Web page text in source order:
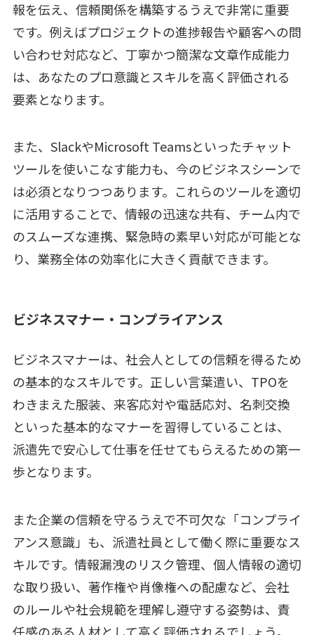
報を伝え、信頼関係を構築するうえで非常に重要
です。例えばプロジェクトの進捗報告や顧客への問
い合わせ対応など、丁寧かつ簡潔な文章作成能力
は、あなたのプロ意識とスキルを高く評価される
要素となります。
また、SlackやMicrosoft Teamsといったチャット
ツールを使いこなす能力も、今のビジネスシーンで
は必須となりつつあります。これらのツールを適切
に活用することで、情報の迅速な共有、チーム内で
のスムーズな連携、緊急時の素早い対応が可能とな
り、業務全体の効率化に大きく貢献できます。
ビジネスマナー・コンプライアンス
ビジネスマナーは、社会人としての信頼を得るため
の基本的なスキルです。正しい言葉遣い、TPOを
わきまえた服装、来客応対や電話応対、名刺交換
といった基本的なマナーを習得していることは、
派遣先で安心して仕事を任せてもらえるための第一
歩となります。
また企業の信頼を守るうえで不可欠な「コンプライ
アンス意識」も、派遣社員として働く際に重要なス
キルです。情報漏洩のリスク管理、個人情報の適切
な取り扱い、著作権や肖像権への配慮など、会社
のルールや社会規範を理解し遵守する姿勢は、責